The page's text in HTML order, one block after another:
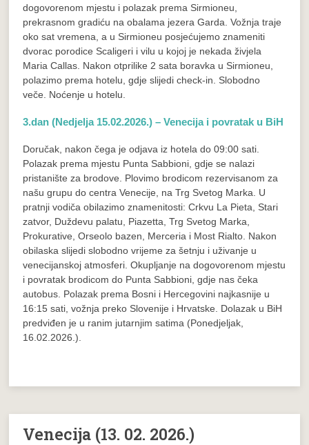
dogovorenom mjestu i polazak prema Sirmioneu,
prekrasnom gradiću na obalama jezera Garda. Vožnja traje
oko sat vremena, a u Sirmioneu posjećujemo znameniti
dvorac porodice Scaligeri i vilu u kojoj je nekada živjela
Maria Callas. Nakon otprilike 2 sata boravka u Sirmioneu,
polazimo prema hotelu, gdje slijedi check-in. Slobodno
veče. Noćenje u hotelu.
3.dan (Nedjelja 15.02.2026.) – Venecija i povratak u BiH
Doručak, nakon čega je odjava iz hotela do 09:00 sati.
Polazak prema mjestu Punta Sabbioni, gdje se nalazi
pristanište za brodove. Plovimo brodicom rezervisanom za
našu grupu do centra Venecije, na Trg Svetog Marka. U
pratnji vodiča obilazimo znamenitosti: Crkvu La Pieta, Stari
zatvor, Duždevu palatu, Piazetta, Trg Svetog Marka,
Prokurative, Orseolo bazen, Merceria i Most Rialto. Nakon
obilaska slijedi slobodno vrijeme za šetnju i uživanje u
venecijanskoj atmosferi. Okupljanje na dogovorenom mjestu
i povratak brodicom do Punta Sabbioni, gdje nas čeka
autobus. Polazak prema Bosni i Hercegovini najkasnije u
16:15 sati, vožnja preko Slovenije i Hrvatske. Dolazak u BiH
predviđen je u ranim jutarnjim satima (Ponedjeljak,
16.02.2026.).
Venecija (13. 02. 2026.)